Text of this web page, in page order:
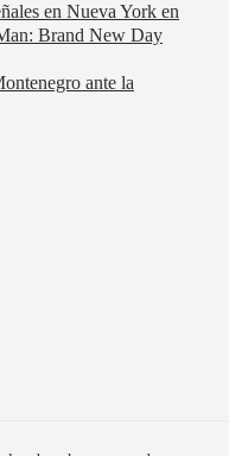
en Nueva York en
Brand New Day
ante la